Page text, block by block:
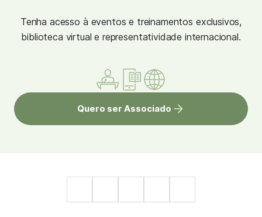
Tenha acesso à eventos e treinamentos exclusivos,
biblioteca virtual e representatividade internacional.
Quero ser Associado